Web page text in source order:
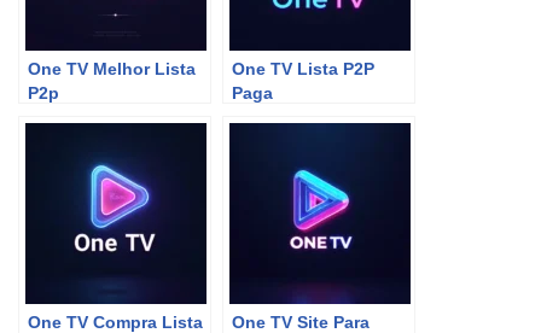
One TV Melhor Lista
P2p
One TV Lista P2P
Paga
One TV Compra Lista
One TV Site Para